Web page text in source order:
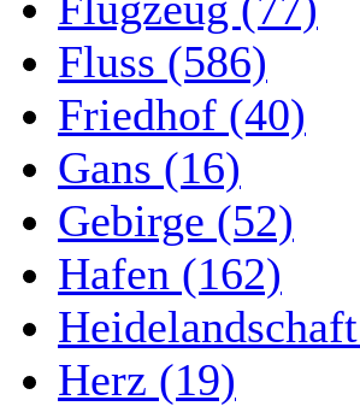
Fluss (586)
Friedhof (40)
Gans (16)
Gebirge (52)
Hafen (162)
Herz (19)